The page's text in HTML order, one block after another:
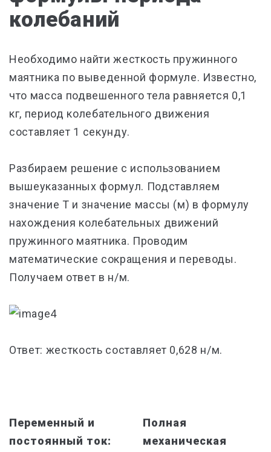
колебаний
Необходимо найти жесткость пружинного
маятника по выведенной формуле. Известно,
что масса подвешенного тела равняется 0,1
кг, период колебательного движения
составляет 1 секунду.
Разбираем решение с использованием
вышеуказанных формул. Подставляем
значение Т и значение массы (м) в формулу
нахождения колебательных движений
пружинного маятника. Проводим
математические сокращения и переводы.
Получаем ответ в н/м.
Ответ: жесткость составляет 0,628 н/м.
Переменный и
постоянный ток:
Полная
механическая